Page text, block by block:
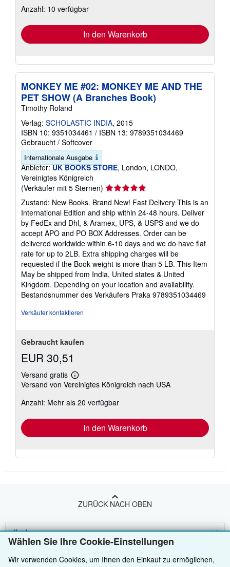
Wählen Sie Ihre Cookie-Einstellungen
Wir verwenden Cookies, um Ihnen den Einkauf zu ermöglichen,
Versandkosten
Anzahl: 10 verfügbar
In den Warenkorb
MONKEY ME #02: MONKEY ME AND THE
PET SHOW (A Branches Book)
Timothy Roland
Verlag: SCHOLASTIC INDIA, 2015
ISBN 10: 9351034461 / ISBN 13: 9789351034469
Gebraucht / Softcover
Internationale Ausgabe
Anbieter: UK BOOKS STORE, London, LONDO,
Vereinigtes Königreich
(Verkäufer mit 5 Sternen) Verkäuferbewertung
von
5
Sternen
Zustand: New Books. Brand New! Fast Delivery This is an
International Edition and ship within 24-48 hours. Deliver
by FedEx and Dhl, & Aramex, UPS, & USPS and we do
accept APO and PO BOX Addresses. Order can be
delivered worldwide within 6-10 days and we do have flat
rate for up to 2LB. Extra shipping charges will be
requested if the Book weight is more than 5 LB. This Item
May be shipped from India, United states & United
Kingdom. Depending on your location and availability.
Bestandsnummer des Verkäufers Praka 9789351034469
Verkäufer kontaktieren
Gebraucht kaufen
EUR 30,51
Versand gratis
Weitere
Informationen
Versandkosten
Versand von Vereinigtes Königreich nach USA
Anzahl: Mehr als 20 verfügbar
In den Warenkorb
ZURÜCK NACH OBEN
Kaufen